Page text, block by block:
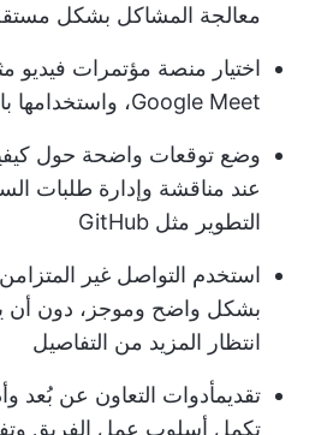
معالجة المشاكل بشكل
Google Meet، واستخدامها باستمرار
وضع توقعات واضحة حول
عند مناقشة وإدارة طلبات
التطوير مثل GitHub
استخدم التواصل غير المتزامن
بشكل واضح وموجز، دون أن
انتظار المزيد من التفاصيل
تقديمأدوات التعاون عن بُعد